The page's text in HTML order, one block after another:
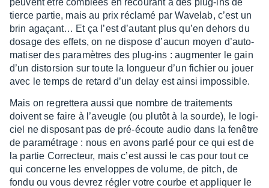
peuvent être comblées en recou­rant à des plug-ins de
tierce partie, mais au prix réclamé par Wave­lab, c’est un
brin agaçant… Et ça l’est d’au­tant plus qu’en dehors du
dosage des effets, on ne dispose d’au­cun moyen d’au­to­
ma­ti­ser des para­mètres des plug-ins : augmen­ter le gain
d’un distor­sion sur toute la longueur d’un fichier ou jouer
avec le temps de retard d’un delay est ainsi impos­sible.
Mais on regret­tera aussi que nombre de trai­te­ments
doivent se faire à l’aveugle (ou plutôt à la sourde), le logi­
ciel ne dispo­sant pas de pré-écoute audio dans la fenêtre
de para­mé­trage : nous en avons parlé pour ce qui est de
la partie Correc­teur, mais c’est aussi le cas pour tout ce
qui concerne les enve­loppes de volume, de pitch, de
fondu ou vous devrez régler votre courbe et appliquer le